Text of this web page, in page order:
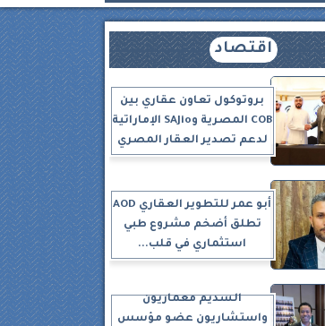
اقتصاد
بروتوكول تعاون عقاري بين
COB المصرية وSAJio الإماراتية
لدعم تصدير العقار المصري
أبو عمر للتطوير العقاري AOD
تطلق أضخم مشروع طبي
استثماري في قلب...
السديم معماريون
واستشاريون عضو مؤسس